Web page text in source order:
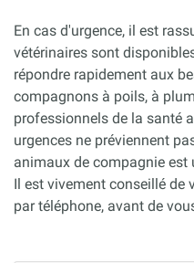
En cas d'urgence, il est
vétérinaires sont
répondre rapidement aux
compagnons à poils, à
professionnels de la santé
urgences ne préviennent
animaux de compagnie est
Il est vivement conseillé de
par téléphone, avant de